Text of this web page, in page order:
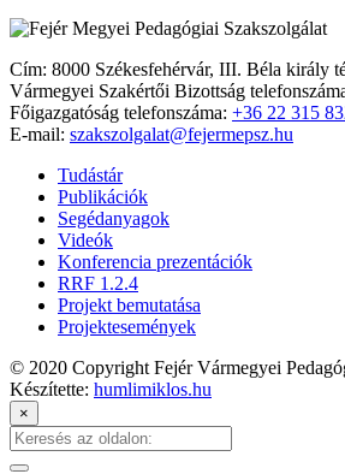
Cím: 8000 Székesfehérvár, III. Béla király
Vármegyei Szakértői Bizottság
Főigazgatóság telefonszáma: +36 22 315
E-mail: szakszolgalat@fejermepsz.hu
Tudástár
Publikációk
Segédanyagok
Videók
Konferencia prezentációk
RRF 1.2.4
Projekt bemutatása
Projektesemények
© 2020 Copyright Fejér Vármegyei
Készítette: humlimiklos.hu
×